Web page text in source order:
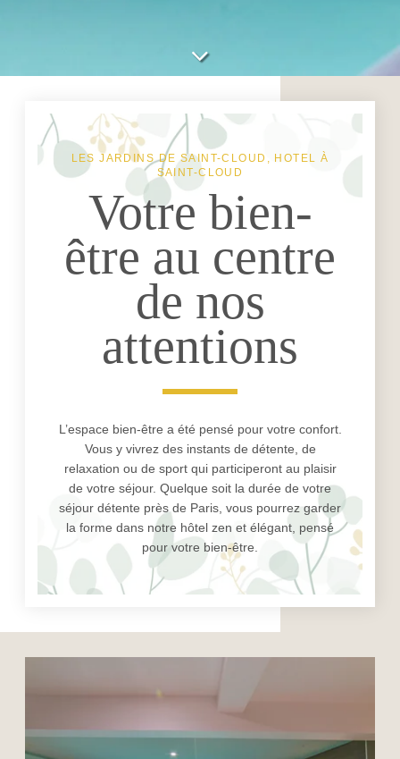
LES JARDINS DE SAINT-CLOUD, HOTEL À
SAINT-CLOUD
Votre bien-
être au centre
de nos
attentions
L’espace bien-être a été pensé pour votre confort.
Vous y vivrez des instants de détente, de
relaxation ou de sport qui participeront au plaisir
de votre séjour. Quelque soit la durée de votre
séjour détente près de Paris, vous pourrez garder
la forme dans notre hôtel zen et élégant, pensé
pour votre bien-être.